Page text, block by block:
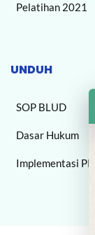
Pelatihan 2021
UNDUH
SOP BLUD
Dasar Hukum
Implementasi